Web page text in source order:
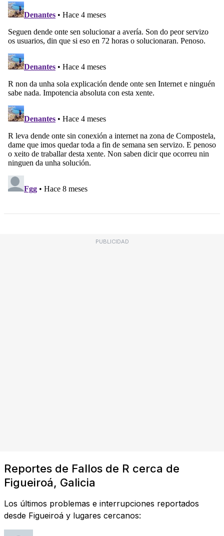
PUBLICIDAD
Reportes de Fallos de R cerca de
Figueiroá, Galicia
Los últimos problemas e interrupciones reportados
desde Figueiroá y lugares cercanos: